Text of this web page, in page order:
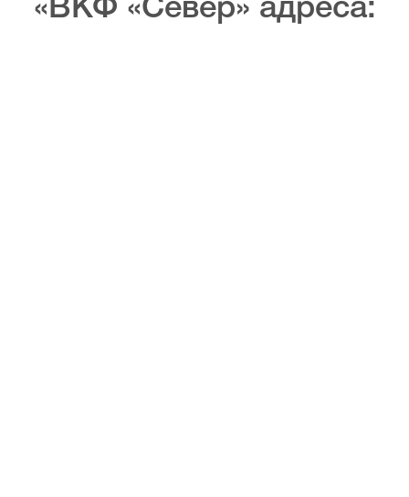
«ВКФ «Север» адреса: